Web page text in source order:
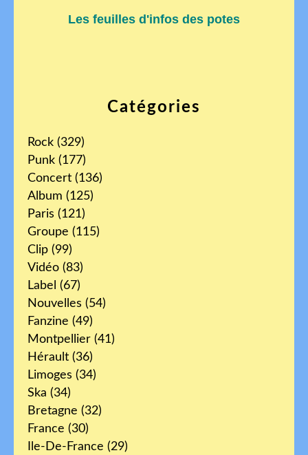
Catégories
Rock (329)
Punk (177)
Concert (136)
Album (125)
Paris (121)
Groupe (115)
Clip (99)
Vidéo (83)
Label (67)
Nouvelles (54)
Fanzine (49)
Montpellier (41)
Hérault (36)
Limoges (34)
Ska (34)
Bretagne (32)
France (30)
Ile-De-France (29)
Les feuilles d'infos des potes